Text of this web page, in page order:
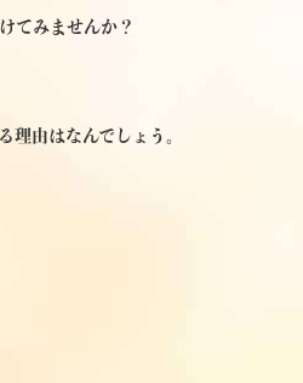
てみませんか？
理由はなんでしょう。